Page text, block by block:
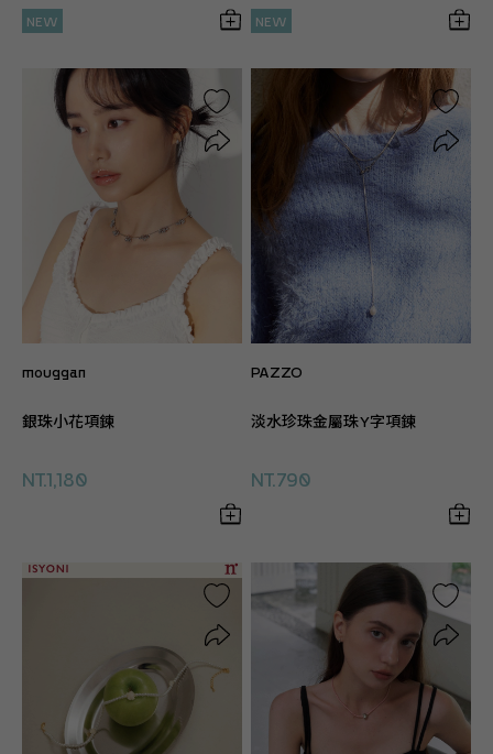
NEW NEW
mouggan
銀珠小花項鍊
NT.1,180
PAZZO
淡水珍珠金屬珠Y字項鍊
NT.790